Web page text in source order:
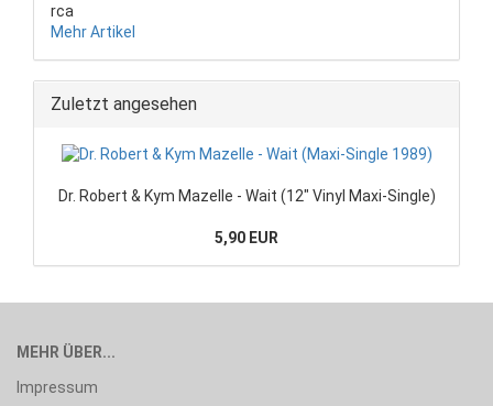
rca
Mehr Artikel
Zuletzt angesehen
Dr. Robert & Kym Mazelle - Wait (12" Vinyl Maxi-Single)
5,90 EUR
MEHR ÜBER...
Impressum